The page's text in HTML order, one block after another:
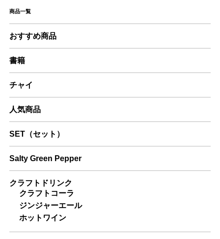
商品一覧
おすすめ商品
書籍
チャイ
人気商品
SET（セット）
Salty Green Pepper
クラフトドリンク
クラフトコーラ
ジンジャーエール
ホットワイン